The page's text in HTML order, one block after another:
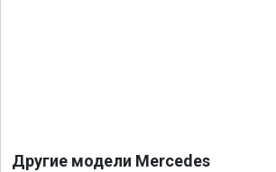
Другие модели Mercedes